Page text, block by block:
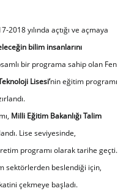
2018 yılında açtığı ve açmaya
bilim insanlarını
bir programa sahip olan Fen
Lisesi’nin eğitim programı
Milli Eğitim Bakanlığı Talim
Lise seviyesinde,
programı olarak tarihe geçti.
sektörlerden beslendiği için,
çekmeye başladı.